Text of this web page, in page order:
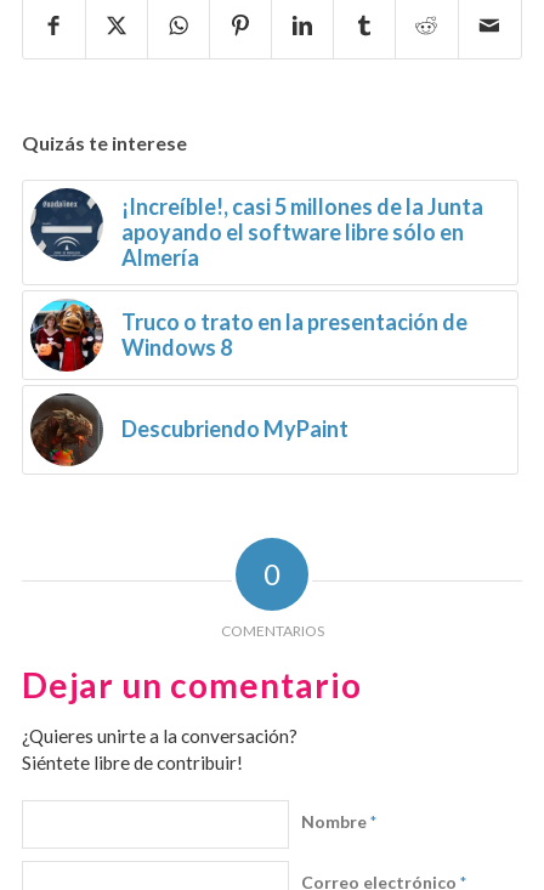
Quizás te interese
¡Increíble!, casi 5 millones de la Junta
apoyando el software libre sólo en
Almería
Truco o trato en la presentación de
Windows 8
Descubriendo MyPaint
0
COMENTARIOS
Dejar un comentario
¿Quieres unirte a la conversación?
Siéntete libre de contribuir!
Nombre*
Correo electrónico *